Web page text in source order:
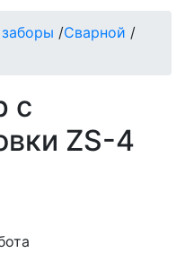
/Сварной /
с
ZS-4